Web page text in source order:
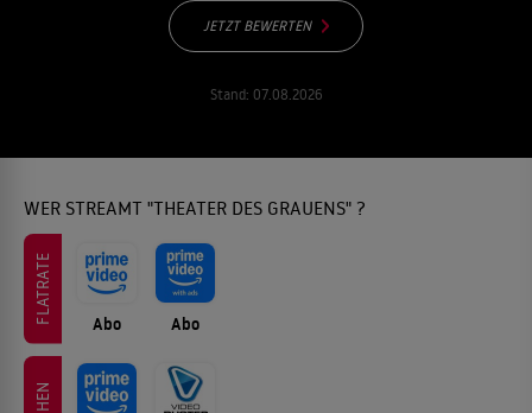
JETZT BEWERTEN
Stand: 07.08.2026
WER STREAMT "THEATER DES GRAUENS" ?
FLATRATE Abo Abo